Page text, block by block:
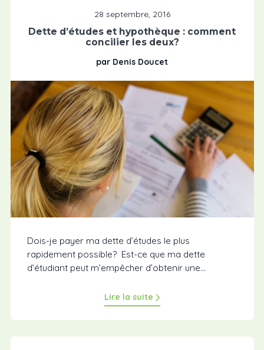
28 septembre, 2016
Dette d’études et hypothèque : comment
concilier les deux?
par Denis Doucet
Dois-je payer ma dette d’études le plus
rapidement possible? Est-ce que ma dette
d’étudiant peut m’empêcher d’obtenir une...
Lire la suite